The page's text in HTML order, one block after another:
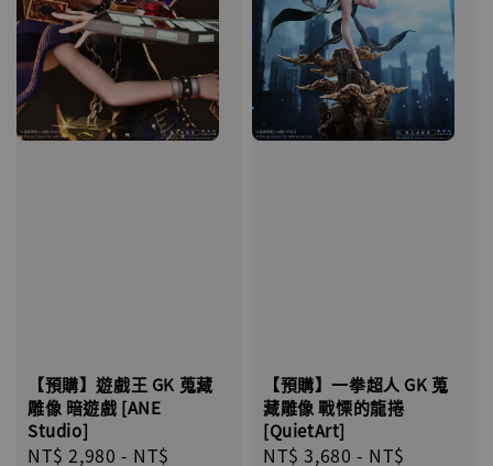
【預購】遊戲王 GK 蒐藏
雕像 暗遊戲 [ANE
Studio]
Regular
NT$ 2,980 - NT$
【預購】一拳超人 GK 蒐
藏雕像 戰慄的龍捲
[QuietArt]
Regular
NT$ 3,680 - NT$